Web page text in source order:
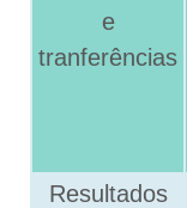
e
tranferências
Resultados